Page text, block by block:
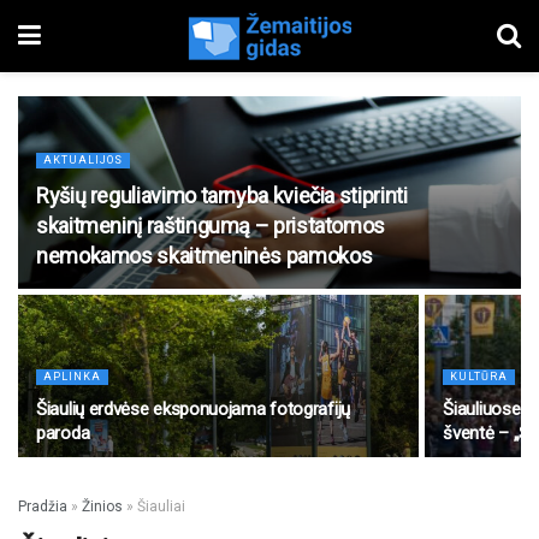
AKTUALIJOS
Ryšių reguliavimo tarnyba kviečia stiprinti
skaitmeninį raštingumą – pristatomos
nemokamos skaitmeninės pamokos
APLINKA
Šiaulių erdvėse eksponuojama fotografijų
paroda
KULTŪRA
Šiauliuose
šventė –
Pradžia » Žinios » Šiauliai